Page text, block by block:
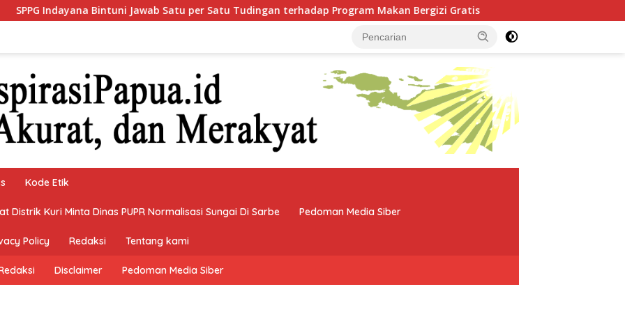
Bintuni Jawab Satu per Satu Tudingan terhadap Program Makan Bergizi Gratis Dari Babo, Kapolres Teluk Bintuni
Kode Etik
Distrik Kuri Minta Dinas PUPR Normalisasi Sungai Di Sarbe Pedoman Media Siber
Policy Redaksi Tentang kami
Disclaimer Pedoman Media Siber